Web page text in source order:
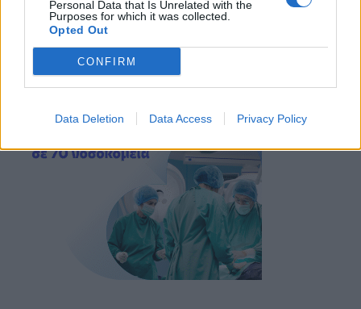
Personal Data that Is Unrelated with the
Purposes for which it was collected.
Opted Out
CONFIRM
Data Deletion Data Access Privacy Policy